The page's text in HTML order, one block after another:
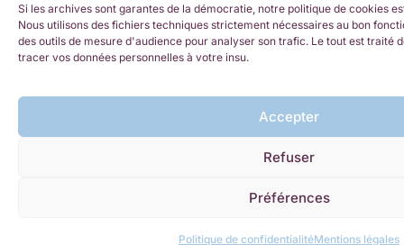
Si les archives sont garantes de la démocratie, notre politique de cookies
Nous utilisons des fichiers techniques strictement nécessaires au bon
des outils de mesure d'audience pour analyser son trafic. Le tout est traité
tracer vos données personnelles à votre insu.
Accepter
Refuser
Préférences
Politique de confidentialitéMentions légales